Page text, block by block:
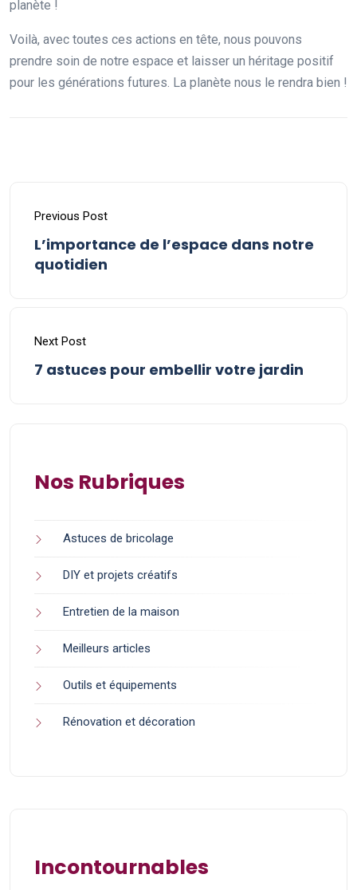
planète !
Voilà, avec toutes ces actions en tête, nous pouvons
prendre soin de notre espace et laisser un héritage positif
pour les générations futures. La planète nous le rendra bien !
Previous Post
L’importance de l’espace dans notre
quotidien
Next Post
7 astuces pour embellir votre jardin
Nos Rubriques
Astuces de bricolage
DIY et projets créatifs
Entretien de la maison
Meilleurs articles
Outils et équipements
Rénovation et décoration
Incontournables